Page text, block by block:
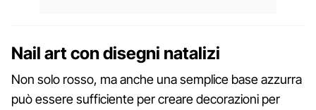
Nail art con disegni natalizi
Non solo rosso, ma anche una semplice base azzurra
può essere sufficiente per creare decorazioni per